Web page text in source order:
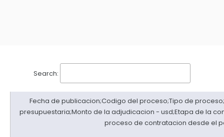
Plan Anual Contratación - PAC
Plan Operativo Anual - POA
Gestión Institucional
Capacitaciones y talleres
Search:
Fecha de publicacion;Codigo del proceso;Tipo de
presupuestaria;Monto de la adjudicacion - usd;Etapa de la
proceso de contratacion desde el